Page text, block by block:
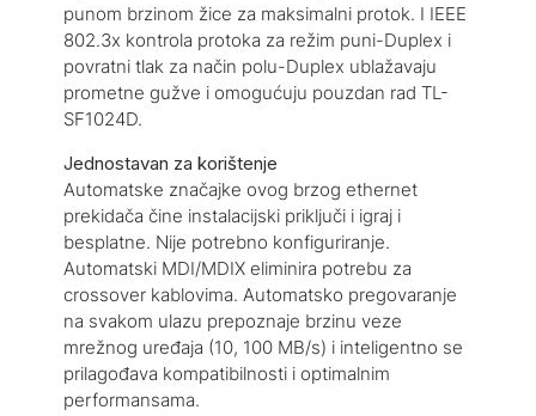
punom brzinom žice za maksimalni protok. I IEEE
802.3x kontrola protoka za režim puni-Duplex i
povratni tlak za način polu-Duplex ublažavaju
prometne gužve i omogućuju pouzdan rad TL-
SF1024D.
Jednostavan za korištenje
Automatske značajke ovog brzog ethernet
prekidača čine instalacijski priključi i igraj i
besplatne. Nije potrebno konfiguriranje.
Automatski MDI/MDIX eliminira potrebu za
crossover kablovima. Automatsko pregovaranje
na svakom ulazu prepoznaje brzinu veze
mrežnog uređaja (10, 100 MB/s) i inteligentno se
prilagođava kompatibilnosti i optimalnim
performansama.